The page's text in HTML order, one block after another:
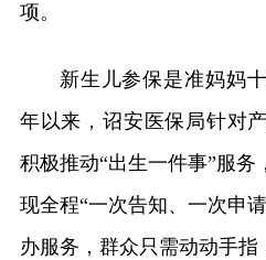
项。
新生儿参保是准妈妈
年以来，诏安医保局针对
积极推动“出生一件事”服
现全程“一次告知、一次申
办服务，群众只需动动手指